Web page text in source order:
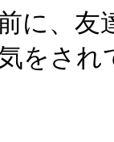
に、友
をさ